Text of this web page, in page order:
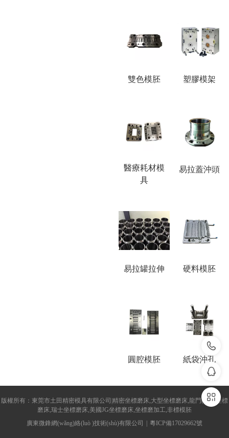
雙色模胚 塑膠模架
醫療耗材模
具
易拉蓋沖頭
易拉罐拉伸 硬料模胚
圓腔模胚 紙袋沖孔
版權所有：東莞市土田精密模具有限公司|精密坐標磨床,大型坐標磨床,龍門(mén)坐標
磨床,瑞士坐標磨床,美國JG坐標磨床,坐標磨加工,非標模胚
廣東微鋒網(wǎng)絡(luò )技術(shù)有限公司
粵ICP備17029662號
򡂔
򡂐
򡂒